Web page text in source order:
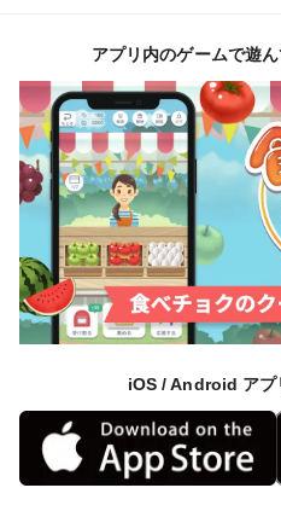
アプリ内のゲームで遊
iOS / Android アプ